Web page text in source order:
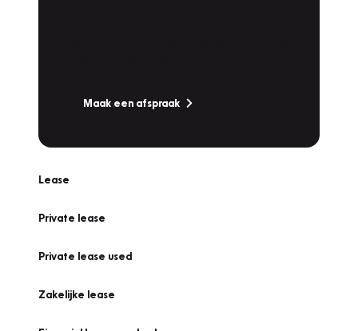
Maak een afspraak
Lease
Private lease
Private lease used
Zakelijke lease